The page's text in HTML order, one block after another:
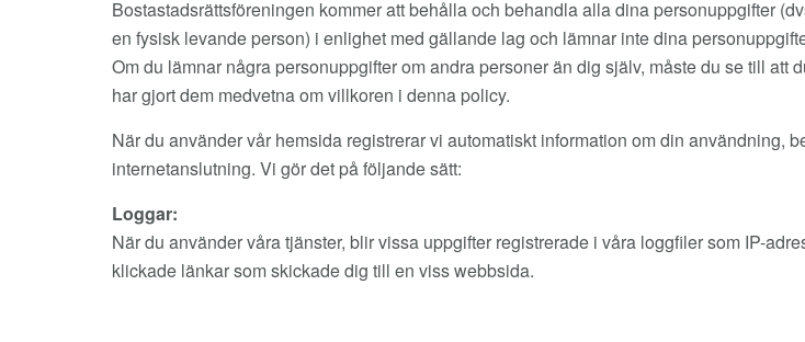
Bostastadsrättsföreningen kommer att behålla och behandla alla dina personuppgifter
en fysisk levande person) i enlighet med gällande lag och lämnar inte dina
Om du lämnar några personuppgifter om andra personer än dig själv, måste du se till
har gjort dem medvetna om villkoren i denna policy.
När du använder vår hemsida registrerar vi automatiskt information om din användning,
internetanslutning. Vi gör det på följande sätt:
Loggar:
När du använder våra tjänster, blir vissa uppgifter registrerade i våra loggfiler som IP-
klickade länkar som skickade dig till en viss webbsida.